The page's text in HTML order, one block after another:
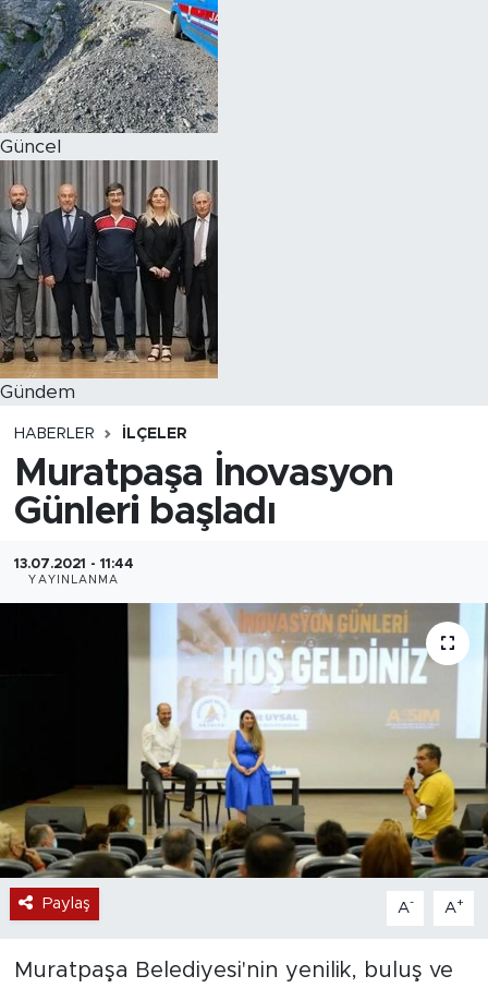
Güncel
Gündem
HABERLER İLÇELER
Muratpaşa İnovasyon
Günleri başladı
13.07.2021 - 11:44
YAYINLANMA
Paylaş A- A+
Muratpaşa Belediyesi'nin yenilik, buluş ve
Magazin
Özel Haber
Politika
Resmi İlanlar
Sağlık
Spor
Turizm